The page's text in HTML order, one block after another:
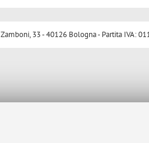
33 - 40126 Bologna - Partita IVA: